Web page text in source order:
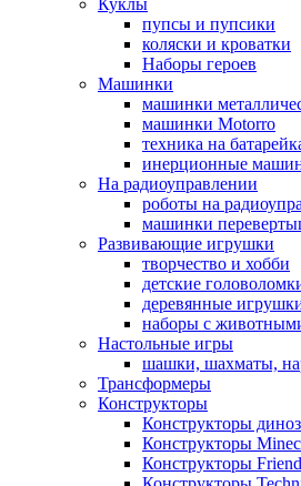
пупсы и пупсики
коляски и кроватки
Наборы героев
Машинки
машинки
машинки Motorro
техника на
инерционные
На радиоуправлении
роботы на
машинки
Развивающие игрушки
творчество и хобби
детские
деревянные
наборы с
Настольные игры
шашки, шахматы,
Трансформеры
Конструкторы
Конструкторы
Конструкторы
Конструкторы